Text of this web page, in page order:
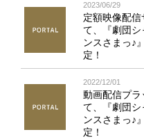
2023/06/29
定額映像配
て、『劇団
ンスさまっ♪
定！
2022/12/01
動画配信プラ
て、『劇団
ンスさまっ♪
定！